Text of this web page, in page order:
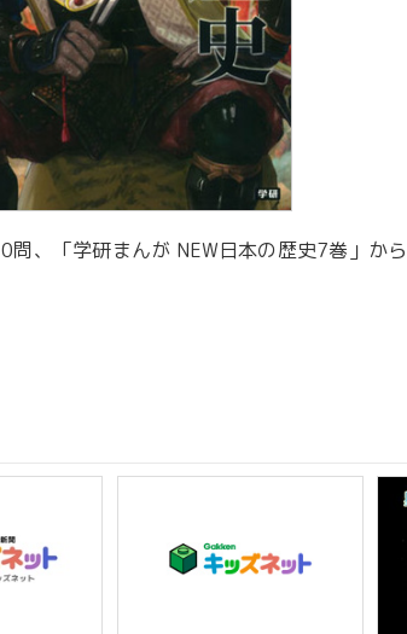
、「学研まんが NEW日本の歴史7巻」か